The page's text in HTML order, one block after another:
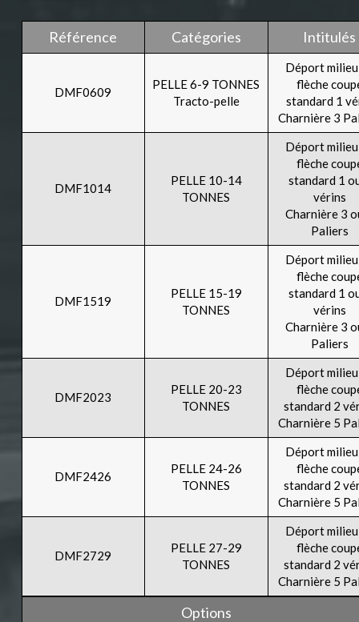
Référence Catégories Intitulés
DMF0609
PELLE 6-9 TONNES
Tracto-pelle
Déport
flèche
standard 1
Charnière 3
DMF1014
PELLE 10-14
TONNES
Déport
flèche
standard 1
vérins
Charnière 3
Paliers
DMF1519
PELLE 15-19
TONNES
Déport
flèche
standard 1
vérins
Charnière 3
Paliers
DMF2023
PELLE 20-23
TONNES
Déport
flèche
standard 2
Charnière 5
DMF2426
PELLE 24-26
TONNES
Déport
flèche
standard 2
Charnière 5
DMF2729
PELLE 27-29
TONNES
Déport
flèche
standard 2
Charnière 5
Options